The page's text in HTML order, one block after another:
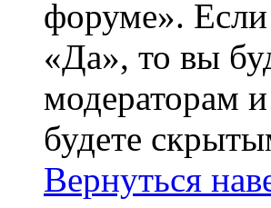
форуме». Если
«Да», то вы
модераторам
будете
Вернуться